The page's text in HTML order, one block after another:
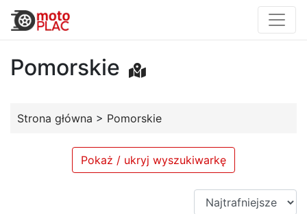
Pomorskie
Strona główna > Pomorskie
Pokaż / ukryj wyszukiwarkę